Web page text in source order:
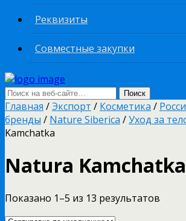
Реквизиты
Совместные закупки
Главная /Экспорт / Косметика /
бренды / Nature Siberica /Уход за
Kamchatka
Natura Kamchatka
Показано 1–5 из 13 результатов